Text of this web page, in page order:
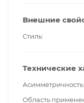
Внешние
Стиль
Технические
Асимметричность
Область